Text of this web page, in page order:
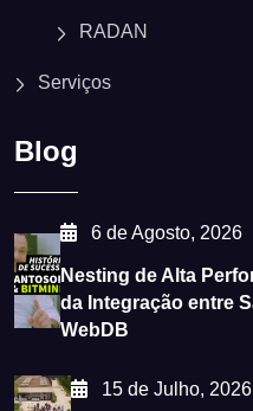
RADAN
Serviços
Blog
6 de Agosto, 2026
Nesting de Alta
da Integração entre
WebDB
15 de Julho, 2026